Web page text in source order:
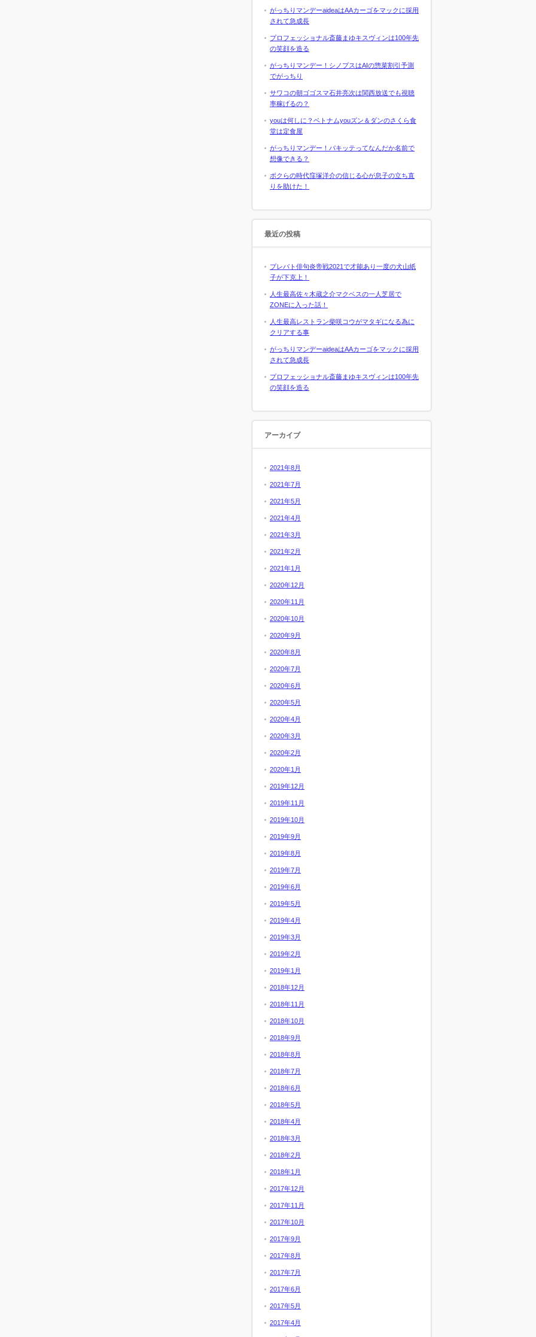
がっちりマンデーaideaはAAカーゴをマックに採用
されて急成長
プロフェッショナル斎藤まゆキスヴィンは100年先
の笑顔を造る
がっちりマンデー！シノプスはAIの惣菜割引予測
でがっちり
サワコの朝ゴゴスマ石井亮次は関西放送でも視聴
率稼げるの？
youは何しに？ベトナムyouズン＆ダンのさくら食
堂は定食屋
がっちりマンデー！パキッテってなんだか名前で
想像できる？
ボクらの時代窪塚洋介の信じる心が息子の立ち直
りを助けた！
最近の投稿
プレバト俳句炎帝戦2021で才能あり一度の犬山紙
子が下克上！
人生最高佐々木蔵之介マクベスの一人芝居で
ZONEに入った話！
人生最高レストラン柴咲コウがマタギになる為に
クリアする事
がっちりマンデーaideaはAAカーゴをマックに採用
されて急成長
プロフェッショナル斎藤まゆキスヴィンは100年先
の笑顔を造る
アーカイブ
2021年8月
2021年7月
2021年5月
2021年4月
2021年3月
2021年2月
2021年1月
2020年12月
2020年11月
2020年10月
2020年9月
2020年8月
2020年7月
2020年6月
2020年5月
2020年4月
2020年3月
2020年2月
2020年1月
2019年12月
2019年11月
2019年10月
2019年9月
2019年8月
2019年7月
2019年6月
2019年5月
2019年4月
2019年3月
2019年2月
2019年1月
2018年12月
2018年11月
2018年10月
2018年9月
2018年8月
2018年7月
2018年6月
2018年5月
2018年4月
2018年3月
2018年2月
2018年1月
2017年12月
2017年11月
2017年10月
2017年9月
2017年8月
2017年7月
2017年6月
2017年5月
2017年4月